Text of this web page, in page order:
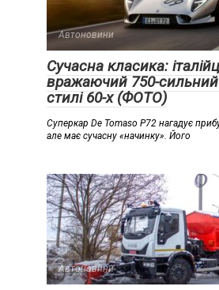
Автоновини
Сучасна класика:
вражаючий 750-сильний
стилі 60-х (ФОТО)
Суперкар De Tomaso P72 нагадує
але має сучасну «начинку». Його
Автоновини